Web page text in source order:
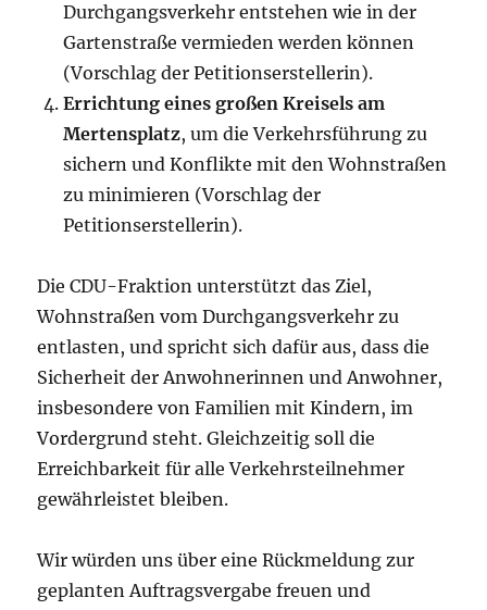
Durchgangsverkehr entstehen wie in der
Gartenstraße vermieden werden können
(Vorschlag der Petitionserstellerin).
Errichtung eines großen Kreisels am
Mertensplatz, um die Verkehrsführung zu
sichern und Konflikte mit den Wohnstraßen
zu minimieren (Vorschlag der
Petitionserstellerin).
Die CDU-Fraktion unterstützt das Ziel,
Wohnstraßen vom Durchgangsverkehr zu
entlasten, und spricht sich dafür aus, dass die
Sicherheit der Anwohnerinnen und Anwohner,
insbesondere von Familien mit Kindern, im
Vordergrund steht. Gleichzeitig soll die
Erreichbarkeit für alle Verkehrsteilnehmer
gewährleistet bleiben.
Wir würden uns über eine Rückmeldung zur
geplanten Auftragsvergabe freuen und